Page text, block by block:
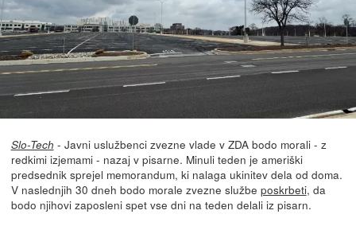
Slo-Tech - Javni uslužbenci zvezne vlade v ZDA bodo morali - z
redkimi izjemami - nazaj v pisarne. Minuli teden je ameriški
predsednik sprejel memorandum, ki nalaga ukinitev dela od doma.
V naslednjih 30 dneh bodo morale zvezne službe poskrbeti, da
bodo njihovi zaposleni spet vse dni na teden delali iz pisarn.